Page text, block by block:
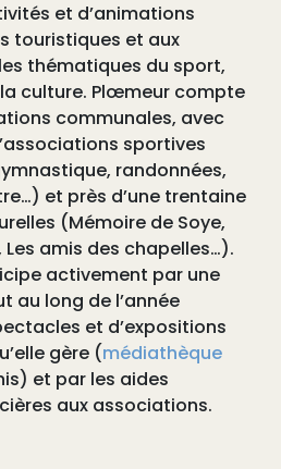
et d’animations
touristiques et aux
thématiques du sport,
culture. Plœmeur compte
communales, avec
sportives
randonnées,
et près d’une trentaine
(Mémoire de Soye,
Les amis des chapelles…).
activement par une
au long de l’année
et d’expositions
gère (médiathèque
et par les aides
aux associations.